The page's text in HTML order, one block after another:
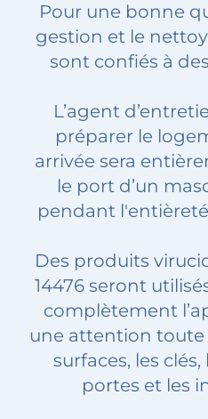
Pour une bonne
gestion et le
sont confiés à
L’agent
préparer le
arrivée sera
le port d’un
pendant
Des produits
14476 seront
complètement
une attention toute
surfaces, les
portes et les